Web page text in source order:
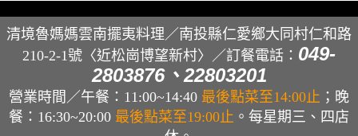
清境魯媽媽雲南擺夷料理／南投縣仁愛鄉大同村仁和路
210-2-1號〈近松崗博望新村〉／訂餐電話： 049-
2803876、22803201
營業時間／午餐：11:00~14:40 最後點菜至14:00止 ；晚
餐：16:30~20:00 最後點菜至19:00止 。每星期三、四店